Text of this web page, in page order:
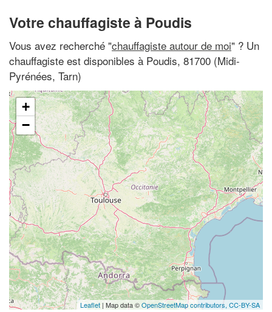
Votre chauffagiste à Poudis
Vous avez recherché "chauffagiste autour de moi" ? Un
chauffagiste est disponibles à Poudis, 81700 (Midi-
Pyrénées, Tarn)
+
−
Leaflet | Map data ©OpenStreetMap contributors, CC-BY-SA